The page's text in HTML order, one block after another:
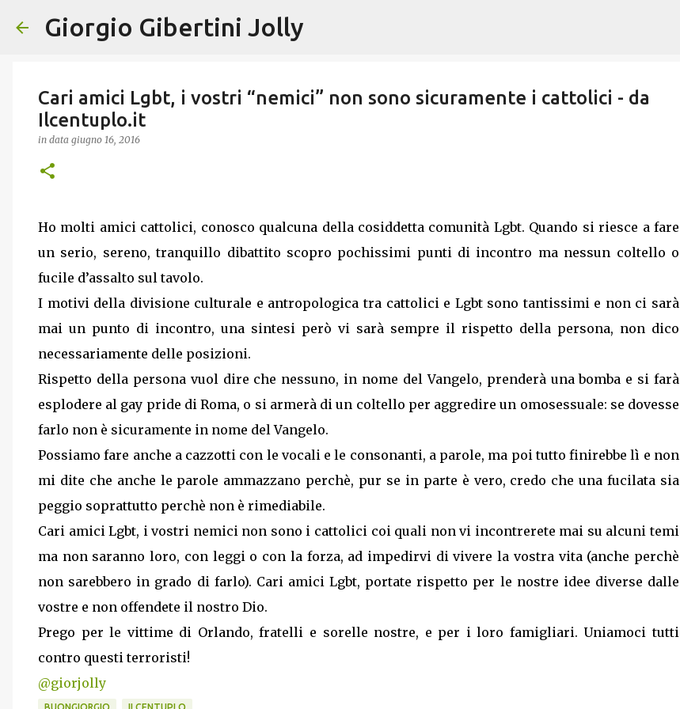
Giorgio Gibertini Jolly
Cari amici Lgbt, i vostri “nemici” non sono sicuramente i cattolici - da
Ilcentuplo.it
in data giugno 16, 2016
Ho molti amici cattolici, conosco qualcuna della cosiddetta comunità Lgbt. Quando si riesce a fare
un serio, sereno, tranquillo dibattito scopro pochissimi punti di incontro ma nessun coltello o
fucile d’assalto sul tavolo.
I motivi della divisione culturale e antropologica tra cattolici e Lgbt sono tantissimi e non ci sarà
mai un punto di incontro, una sintesi però vi sarà sempre il rispetto della persona, non dico
necessariamente delle posizioni.
Rispetto della persona vuol dire che nessuno, in nome del Vangelo, prenderà una bomba e si farà
esplodere al gay pride di Roma, o si armerà di un coltello per aggredire un omosessuale: se dovesse
farlo non è sicuramente in nome del Vangelo.
Possiamo fare anche a cazzotti con le vocali e le consonanti, a parole, ma poi tutto finirebbe lì e non
mi dite che anche le parole ammazzano perchè, pur se in parte è vero, credo che una fucilata sia
peggio soprattutto perchè non è rimediabile.
Cari amici Lgbt, i vostri nemici non sono i cattolici coi quali non vi incontrerete mai su alcuni temi
ma non saranno loro, con leggi o con la forza, ad impedirvi di vivere la vostra vita (anche perchè
non sarebbero in grado di farlo). Cari amici Lgbt, portate rispetto per le nostre idee diverse dalle
vostre e non offendete il nostro Dio.
Prego per le vittime di Orlando, fratelli e sorelle nostre, e per i loro famigliari. Uniamoci tutti
contro questi terroristi!
@giorjolly